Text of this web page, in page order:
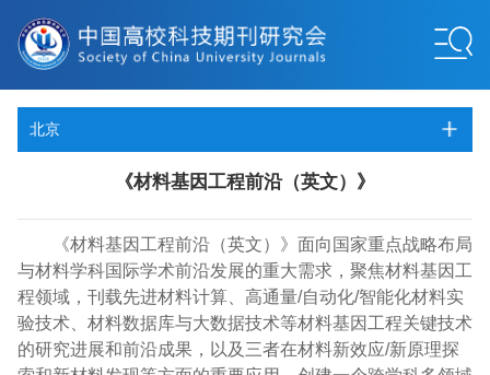
北京
《材料基因工程前沿（英文）》
《材料基因工程前沿（英文）》面向国家重点战略布局
与材料学科国际学术前沿发展的重大需求，聚焦材料基因工
程领域，刊载先进材料计算、高通量/自动化/智能化材料实
验技术、材料数据库与大数据技术等材料基因工程关键技术
的研究进展和前沿成果，以及三者在材料新效应/新原理探